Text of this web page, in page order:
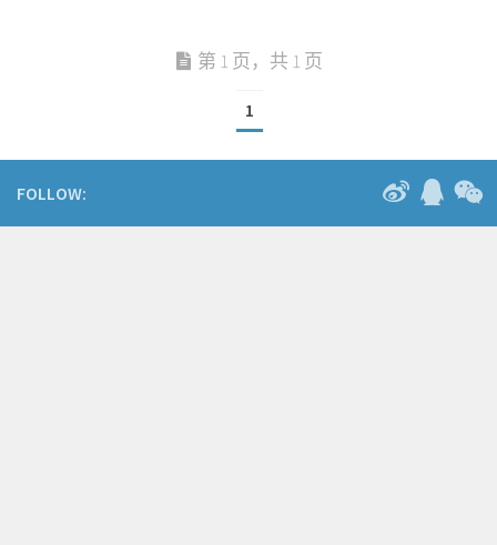
第 1 页，共 1 页
1
FOLLOW: